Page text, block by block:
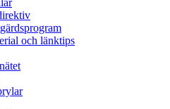
och länktips